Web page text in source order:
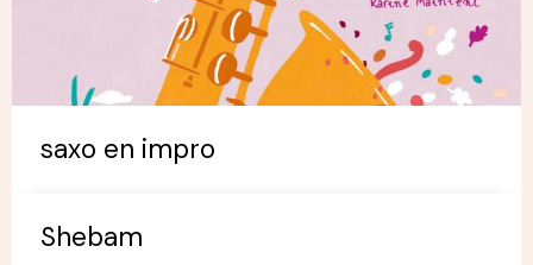
saxo en impro
Shebam